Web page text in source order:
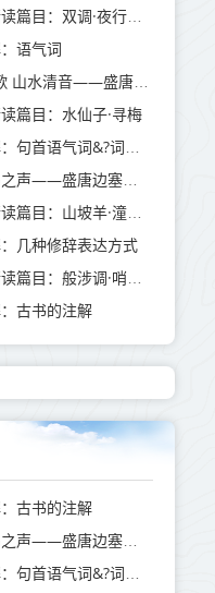
语气词
篇目：水仙子·寻梅
几种修辞表达方式
古书的注解
古书的注解